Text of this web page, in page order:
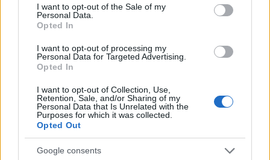
consent section.
I want to opt-out of the Sale of my
Personal Data.
Opted In
I want to opt-out of processing my
Personal Data for Targeted Advertising.
Opted In
I want to opt-out of Collection, Use,
Retention, Sale, and/or Sharing of my
Personal Data that Is Unrelated with the
Purposes for which it was collected.
Opted Out
Google consents
élményeikből is hozzá tudnak adni valamit" -
mondtaShermin Langhoff.
A bemutatott darabok között van A szoknya napja
filmdráma ihlette Verrücktes Blut (Bolond vér). A film
francia külvárosi iskolában dolgozó középiskolai
irodalomtanár életét mutatja be, aki egy, a
diákokkal való szóváltás után előkerült pisztollyal